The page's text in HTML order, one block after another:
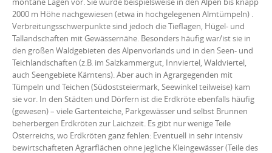
2000 m Höhe nachgewiesen (etwa in hochgelegenen Almtümpeln) .
Verbreitungsschwerpunkte sind jedoch die Tieflagen, Hügel- und
Tallandschaften mit Gewässernähe. Besonders häufig war/ist sie in
den großen Waldgebieten des Alpenvorlands und in den Seen- und
Teichlandschaften (z.B. im Salzkammergut, Innviertel, Waldviertel,
auch Seengebiete Kärntens). Aber auch in Agrargegenden mit
Tümpeln und Teichen (Südoststeiermark, Seewinkel teilweise) kam
sie vor. In den Städten und Dörfern ist die Erdkröte ebenfalls häufig
(gewesen) – viele Gartenteiche, Parkgewässer und selbst Brunnen
beherbergen Erdkröten zur Laichzeit. Es gibt nur wenige Teile
Österreichs, wo Erdkröten ganz fehlen: Eventuell in sehr intensiv
bewirtschafteten Agrarflächen ohne jegliche Kleingewässer (Teile des